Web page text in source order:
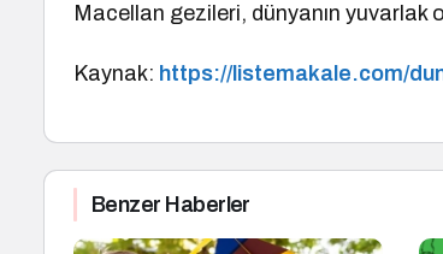
Macellan gezileri, dünyanın yuvarlak
Kaynak: https://listemakale.com/
Benzer Haberler